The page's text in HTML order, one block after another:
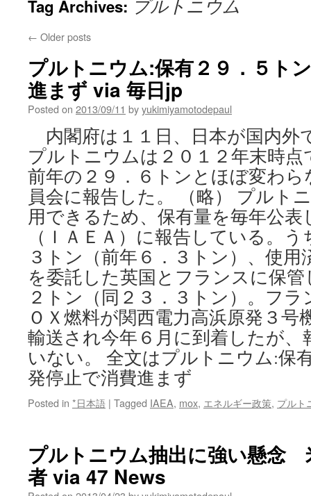
Tag Archives: プルトニウム
← Older posts
プルトニウム:保有２９．５ト
進まず via 毎日jp
Posted on 2013/09/11 byyukimiyamotodepaul
内閣府は１１日、日本が国内外
プルトニウムは２０１２年末時
前年の２９．６トンとほぼ変わ
員会に報告した。 （略） プルト
用できるため、保有量を毎年公表
（ＩＡＥＡ）に報告している。
３トン（前年６．３トン）、使用
を委託した英国とフランスに保
２トン（同２３．３トン）。フ
ＯＸ燃料が関西電力高浜原発３号
輸送され今年６月に到着したが
いない。 全文はプルトニウム:
発停止で消費進まず
Posted in *日本語 | Tagged IAEA, mox, エネルギー政策, プルト
プルトニウム抽出に強い懸念
者 via 47 News